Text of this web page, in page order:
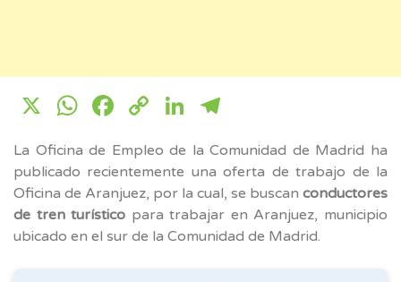
X WhatsApp
Facebook
CopyLinkedIn
La Oficina de Empleo de la Comunidad de Madrid ha
publicado recientemente una oferta de trabajo de la
Oficina de Aranjuez, por la cual, se buscan conductores
de tren turístico para trabajar en Aranjuez, municipio
ubicado en el sur de la Comunidad de Madrid.